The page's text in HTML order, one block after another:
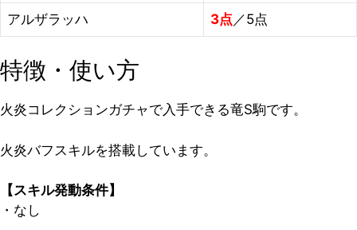
アルザラッハ 3点 ／5点
特徴・使い方
火炎コレクションガチャで入手できる竜S駒です。
火炎バフスキルを搭載しています。
【スキル発動条件】
・なし